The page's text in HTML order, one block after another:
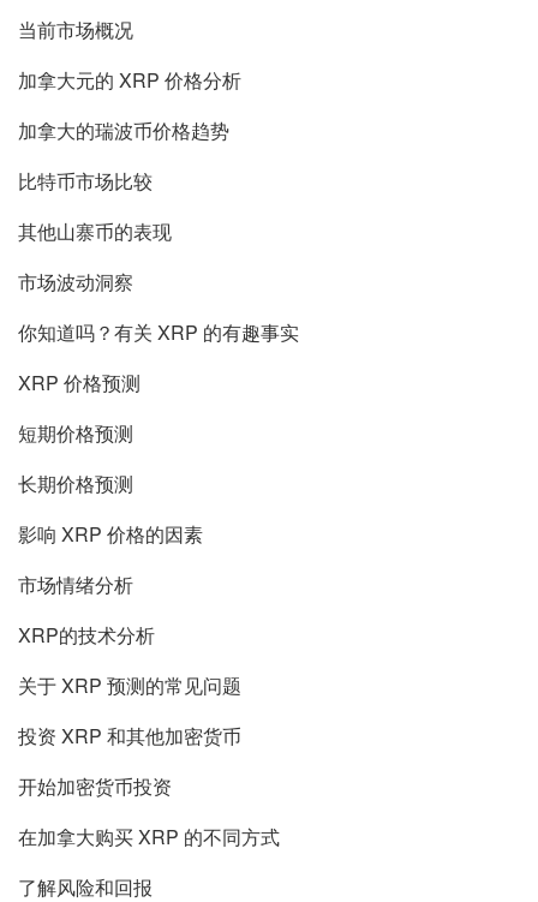
当前市场概况
加拿大元的 XRP 价格分析
加拿大的瑞波币价格趋势
比特币市场比较
其他山寨币的表现
市场波动洞察
你知道吗？有关 XRP 的有趣事实
XRP 价格预测
短期价格预测
长期价格预测
影响 XRP 价格的因素
市场情绪分析
XRP的技术分析
关于 XRP 预测的常见问题
投资 XRP 和其他加密货币
开始加密货币投资
在加拿大购买 XRP 的不同方式
了解风险和回报